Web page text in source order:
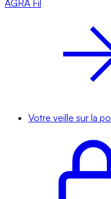
AGRA Fil
Votre veille sur la